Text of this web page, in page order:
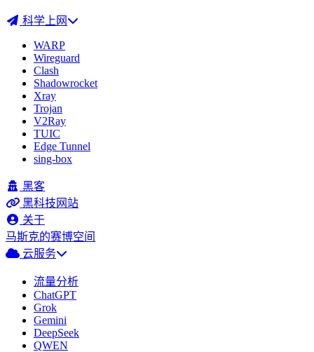
科学上网
WARP
Wireguard
Clash
Shadowrocket
Xray
Trojan
V2Ray
TUIC
Edge Tunnel
sing-box
黑客
黑科技网站
关于
马斯克的赛博空间
云服务
流量分析
ChatGPT
Grok
Gemini
DeepSeek
QWEN